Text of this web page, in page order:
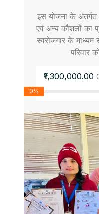
इस योजना के
एवं अन्य कौशलों का
स्वरोजगार के
परिवार
₹1,300,000.00
0%